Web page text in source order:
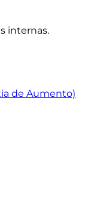
internas.
de Aumento)